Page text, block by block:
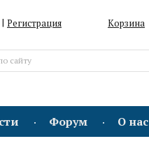
| Регистрация Корзина
Форум О нас